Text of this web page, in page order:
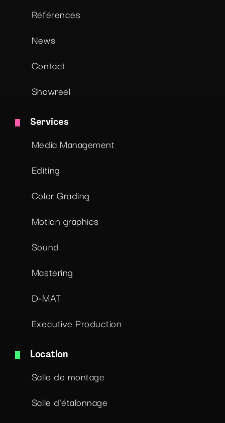
Références
News
Contact
Showreel
Services
Media Management
Editing
Color Grading
Motion graphics
Sound
Mastering
D-MAT
Executive Production
Location
Salle de montage
Salle d’étalonnage